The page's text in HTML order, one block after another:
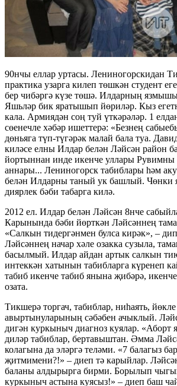
90нчы еллар уртасы. Лениногорскидан
практика узарга килеп төшкән студент
бер чибәргә күзе төшә. Илдарның
Яшьләр бик яратышып йөриләр. Кыз
кала. Армиядән соң туй үткәрәләр. 1
сөенечле хәбәр ишеттерә: «Безнең
дөньяга түп-түгәрәк малай бала туа.
киләсе елны Илдар белән Ләйсән район
йортыннан инде икенче уллары Рувимны
аннары... Лениногорск табиблары һәм
белән Илдарны таный ук башлый. Чөнки
диярлек бәби табарга килә.
2012 ел. Илдар белән Ләйсән 8нче
Карынында бәби йөрткән Ләйсәннең
«Салкын тидергәнмен булса кирәк», –
Ләйсәннең начар хәле озакка сузыла,
басылмый. Илдар айдан артык салкын
интеккән хатынын табибларга күренеп
табиб икенче табиб янына җибәрә,
озата.
Тикшерә торгач, табиблар, ниһаять,
авыртынуларының сәбәбен ачыклый.
дигән куркыныч диагноз куялар. «Аборт
диләр табиблар, бертавыштан. Әмма
колагына да эләргә теләми. «7 балагыз
җитмимени?!» – диеп тә карыйлар.
баланы алдырырга бирми. Борылып
куркыныч астына куясыз!» – диеп баш